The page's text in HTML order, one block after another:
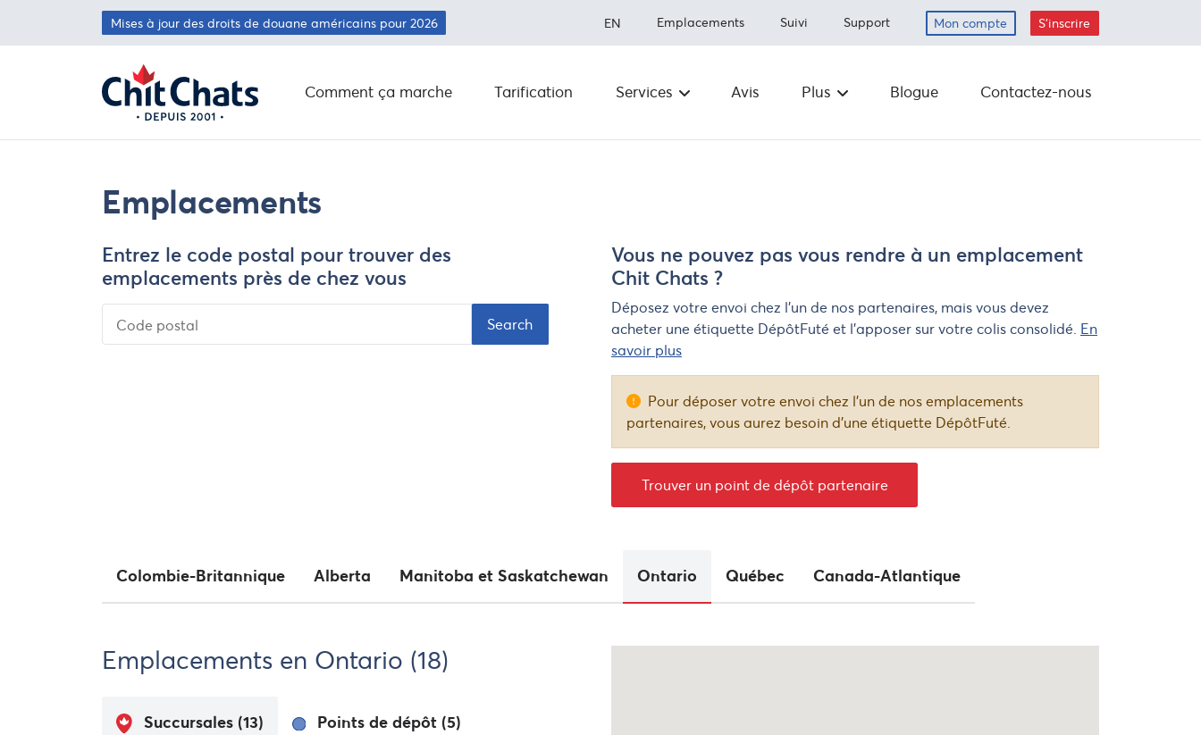
Passer au contenu principal
Mises à jour des droits de douane américains pour 2026 EN Emplacements Suivi Support Mon compte S'inscrire
Comment ça marche Tarification Services
Expédition à l'international
d'expédition dans le monde entier
Intégrations
Comment expédier
Assurance
Avis Plus
À propos
Salle de
Transporteurs
Programme de
parrainage
Carrières
La responsabilité
Fournitures
Blogue Contactez-nous
Emplacements
Entrez le code postal pour trouver des
emplacements près de chez vous
Code postal
Vous ne pouvez pas vous rendre à un emplacement
Chit Chats ?
Déposez votre envoi chez l’un de nos partenaires, mais vous devez
acheter une étiquette DépôtFuté et l’apposer sur votre colis consolidé. En
savoir plus
Pour déposer votre envoi chez l’un de nos emplacements
partenaires, vous aurez besoin d’une étiquette DépôtFuté.
Trouver un point de dépôt partenaire
Colombie-Britannique Alberta Manitoba et Saskatchewan Ontario Québec Canada-Atlantique
Emplacements en Ontario (18)
Succursales (13) Points de dépôt (5)